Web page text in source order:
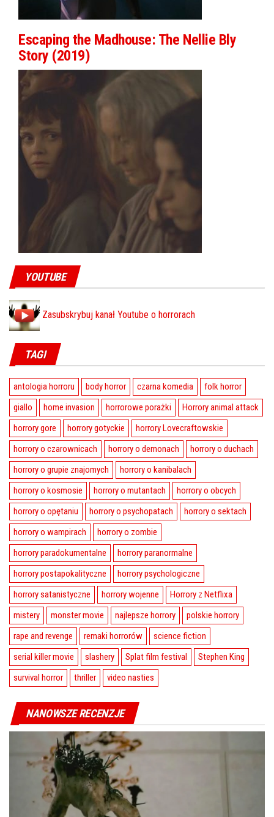
Escaping the Madhouse: The Nellie Bly
Story (2019)
YOUTUBE
Zasubskrybuj kanał Youtube o horrorach
TAGI
antologia horroru body horror czarna komedia
folk horror
giallo
home invasion horrorowe porażki
Horrory animal attack
horrory gore
horrory gotyckie
horrory Lovecraftowskie
horrory o czarownicach
horrory o demonach
horrory o duchach
horrory o grupie znajomych
horrory o kanibalach
horrory o kosmosie
horrory o mutantach
horrory o obcych
horrory o opętaniu
horrory o psychopatach
horrory o sektach
horrory o wampirach
horrory o zombie
horrory paradokumentalne
horrory paranormalne
horrory postapokalityczne
horrory psychologiczne
horrory satanistyczne
horrory wojenne
Horrory z Netflixa
mistery
monster movie najlepsze horrory
polskie horrory
rape and revenge
remaki horrorów
science fiction
serial killer movie
slashery Splat film festival
Stephen King
survival horror
thriller video nasties
NANOWSZE RECENZJE